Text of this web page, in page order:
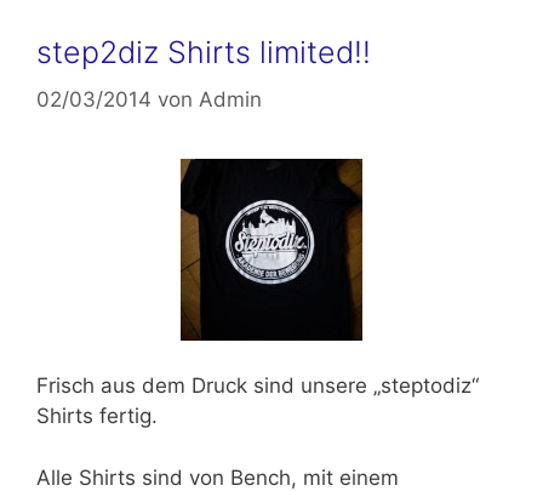
step2diz Shirts limited!!
02/03/2014 von Admin
Frisch aus dem Druck sind unsere „steptodiz“
Shirts fertig.
Alle Shirts sind von Bench, mit einem